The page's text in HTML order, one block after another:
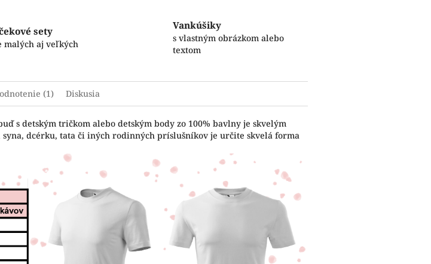
sety
malých aj veľkých
Vankúšiky
s vlastným obrázkom alebo
textom
(1) Diskusia
s detským tričkom alebo detským body zo 100% bavlny je skvelým
syna, dcérku, tata či iných rodinných príslušníkov je určite skvelá forma